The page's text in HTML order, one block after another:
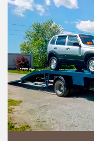
Пушкино
Пышлицы
Радужный
Развилка
Раменки
Раменской
агрохимстанции РАОС
Ратчино